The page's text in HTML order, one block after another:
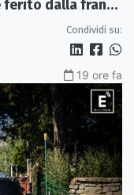
ferito dalla frana
Condividi su:
19 ore fa